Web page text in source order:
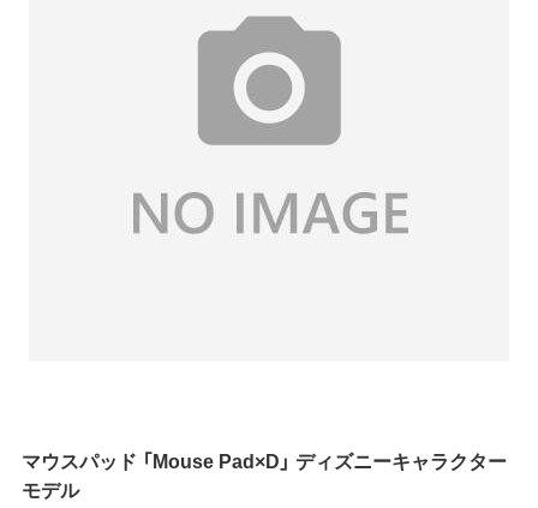
マウスパッド 「Mouse Pad×D」 ディズニーキャラクター
モデル